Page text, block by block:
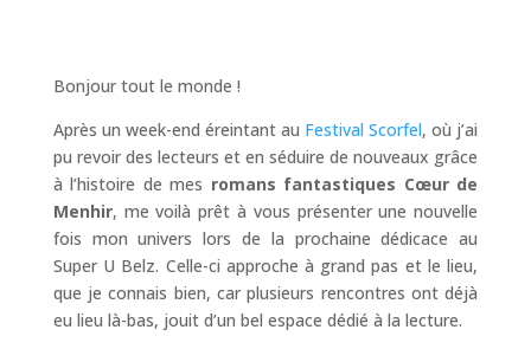
Bonjour tout le monde !
Après un week-end éreintant au Festival Scorfel, où j’ai
pu revoir des lecteurs et en séduire de nouveaux grâce
à l’histoire de mes romans fantastiques Cœur de
Menhir, me voilà prêt à vous présenter une nouvelle
fois mon univers lors de la prochaine dédicace au
Super U Belz. Celle-ci approche à grand pas et le lieu,
que je connais bien, car plusieurs rencontres ont déjà
eu lieu là-bas, jouit d’un bel espace dédié à la lecture.